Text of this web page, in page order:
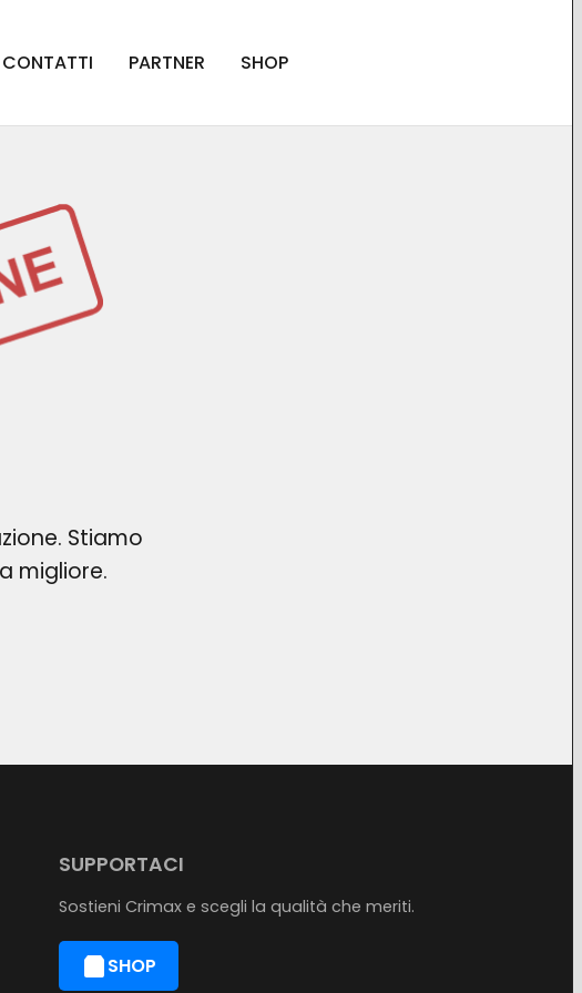
CONTATTI PARTNER SHOP
Stiamo
migliore.
SUPPORTACI
Sostieni Crimax e scegli la qualità che meriti.
SHOP